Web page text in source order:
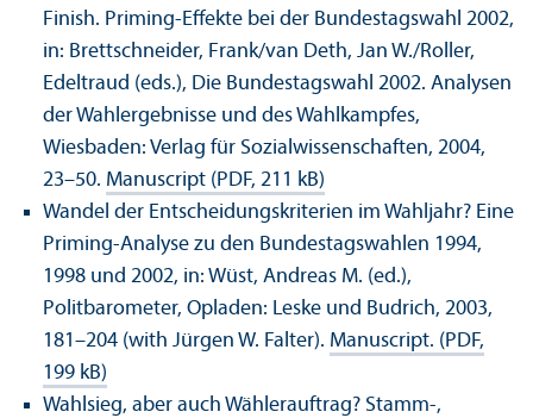
Finish. Priming-Effekte bei der Bundestagswahl 2002,
in: Brettschneider, Frank/van Deth, Jan W./Roller,
Edeltraud (eds.), Die Bundestagswahl 2002. Analysen
der Wahlergebnisse und des Wahlkampfes,
Wiesbaden: Verlag für Sozialwissenschaften, 2004,
23–50. Manuscript (PDF, 211 kB)
Wandel der Entscheidungskriterien im Wahljahr? Eine
Priming-Analyse zu den Bundestagswahlen 1994,
1998 und 2002, in: Wüst, Andreas M. (ed.),
Politbarometer, Opladen: Leske und Budrich, 2003,
181–204 (with Jürgen W. Falter). Manuscript. (PDF,
199 kB)
Wahlsieg, aber auch Wählerauftrag? Stamm-,